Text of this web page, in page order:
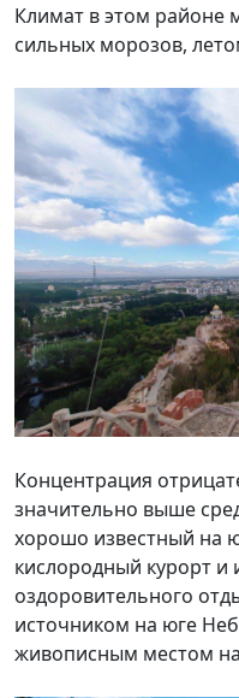
Климат в этом районе
сильных морозов,
Концентрация
значительно выше
хорошо известный на
кислородный курорт и
оздоровительного
источником на юге
живописным местом